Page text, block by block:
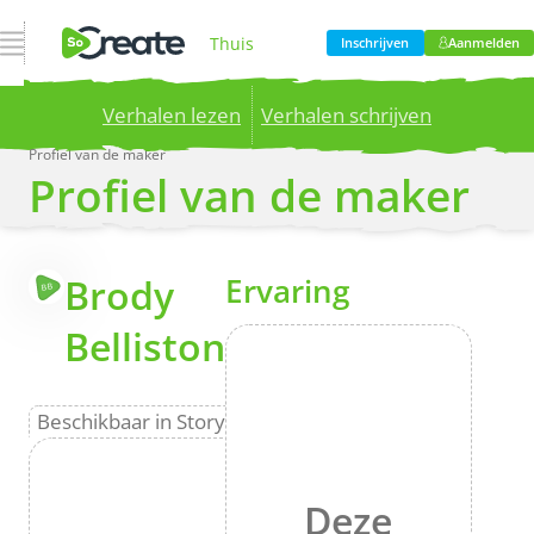
Open navigatie Thuis
Product
Prijzen
Bloggen
Bedrijf
Inschrijven Aanmelden
Verhalen lezen Verhalen schrijven
Publish your stories to a global audience.Try it
now!
Profiel van de maker
Profiel van de maker
BB
Brody
Belliston
Beschikbaar in Storyteller
Meer Ervaring
Deze